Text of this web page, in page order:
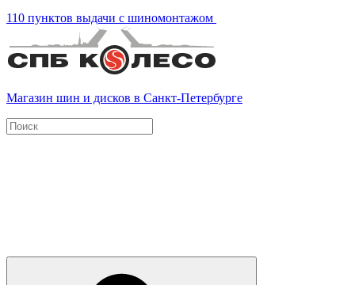
110 пунктов выдачи с шиномонтажом
Магазин шин и дисков в Санкт-Петербурге